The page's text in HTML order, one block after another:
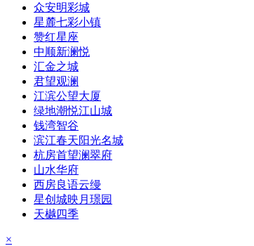
众安明彩城
星麓七彩小镇
赞红星座
中顺新澜悦
汇金之城
君望观澜
江滨公望大厦
绿地潮悦江山城
钱湾智谷
滨江春天阳光名城
杭房首望澜翠府
山水华府
西房良语云缦
星创城映月璟园
天樾四季
×